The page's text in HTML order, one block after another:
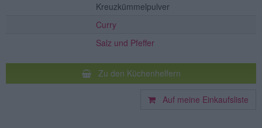
Kreuzkümmelpulver
Curry
Salz und Pfeffer
Zu den Küchenhelfern
Auf meine Einkaufsliste